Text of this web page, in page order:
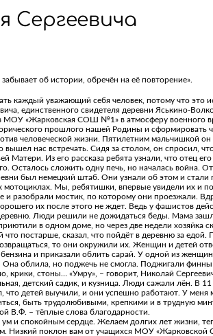
Сергеевича
об истории, обречён на её повторение».
каждый уважающий себя человек, потому что это
единственного свидетеля деревни Яськино-
МОУ «Жарковская СОШ №1» в атмосферу военного
прошлого нашей Родины и сформировать
человеческой жизни. Пятилетним мальчишкой он
нас встречать. Сидя за столом, он спросил,
Матери. Из его рассказа ребята узнали, что отец
Осталось сложить одну печь, но началась война.
был немецкий штаб. Они узнали об этом и стали
Мы, ребятишки, впервые увидели их и
разобрали мостик, по которому они проезжали.
их после этого не ждет. Ведь у фашистов
Люди решили не дожидаться беды. Мама
в одном доме, но через две недели хозяйка
постарше, сказал, что пойдёт в деревню за
то они окружили их. Женщин и детей
и приказали облить сарай. У одной из
облила, но поджечь не смогла. Поджигали
стоны… «Умру», – говорит, Николай
детский садик, и кузница. Люди сажали лён. В
детей выучили, и они успешно работают. У меня
быть трудолюбивыми, крепкими и в трудную
В.Ф. – тёплые слова благодарности.
и спокойным сердце. Желаем долгих лет жизни,
Низкий поклон вам от учащихся МОУ